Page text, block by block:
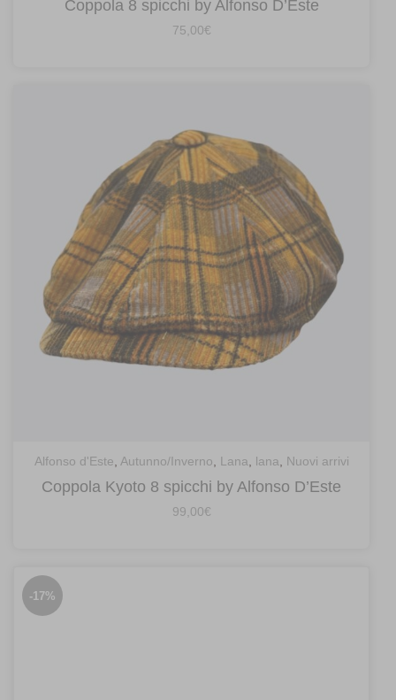
Coppola 8 spicchi by Alfonso D’Este
75,00€
Alfonso d'Este, Autunno/Inverno, Lana, lana, Nuovi arrivi
Coppola Kyoto 8 spicchi by Alfonso D’Este
99,00€
-17%